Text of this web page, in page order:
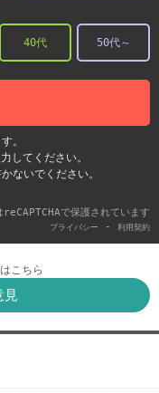
40代 50代～
。
してください。
ないでください。
で保護されています
プライバシー - 利用契約
こちら
見